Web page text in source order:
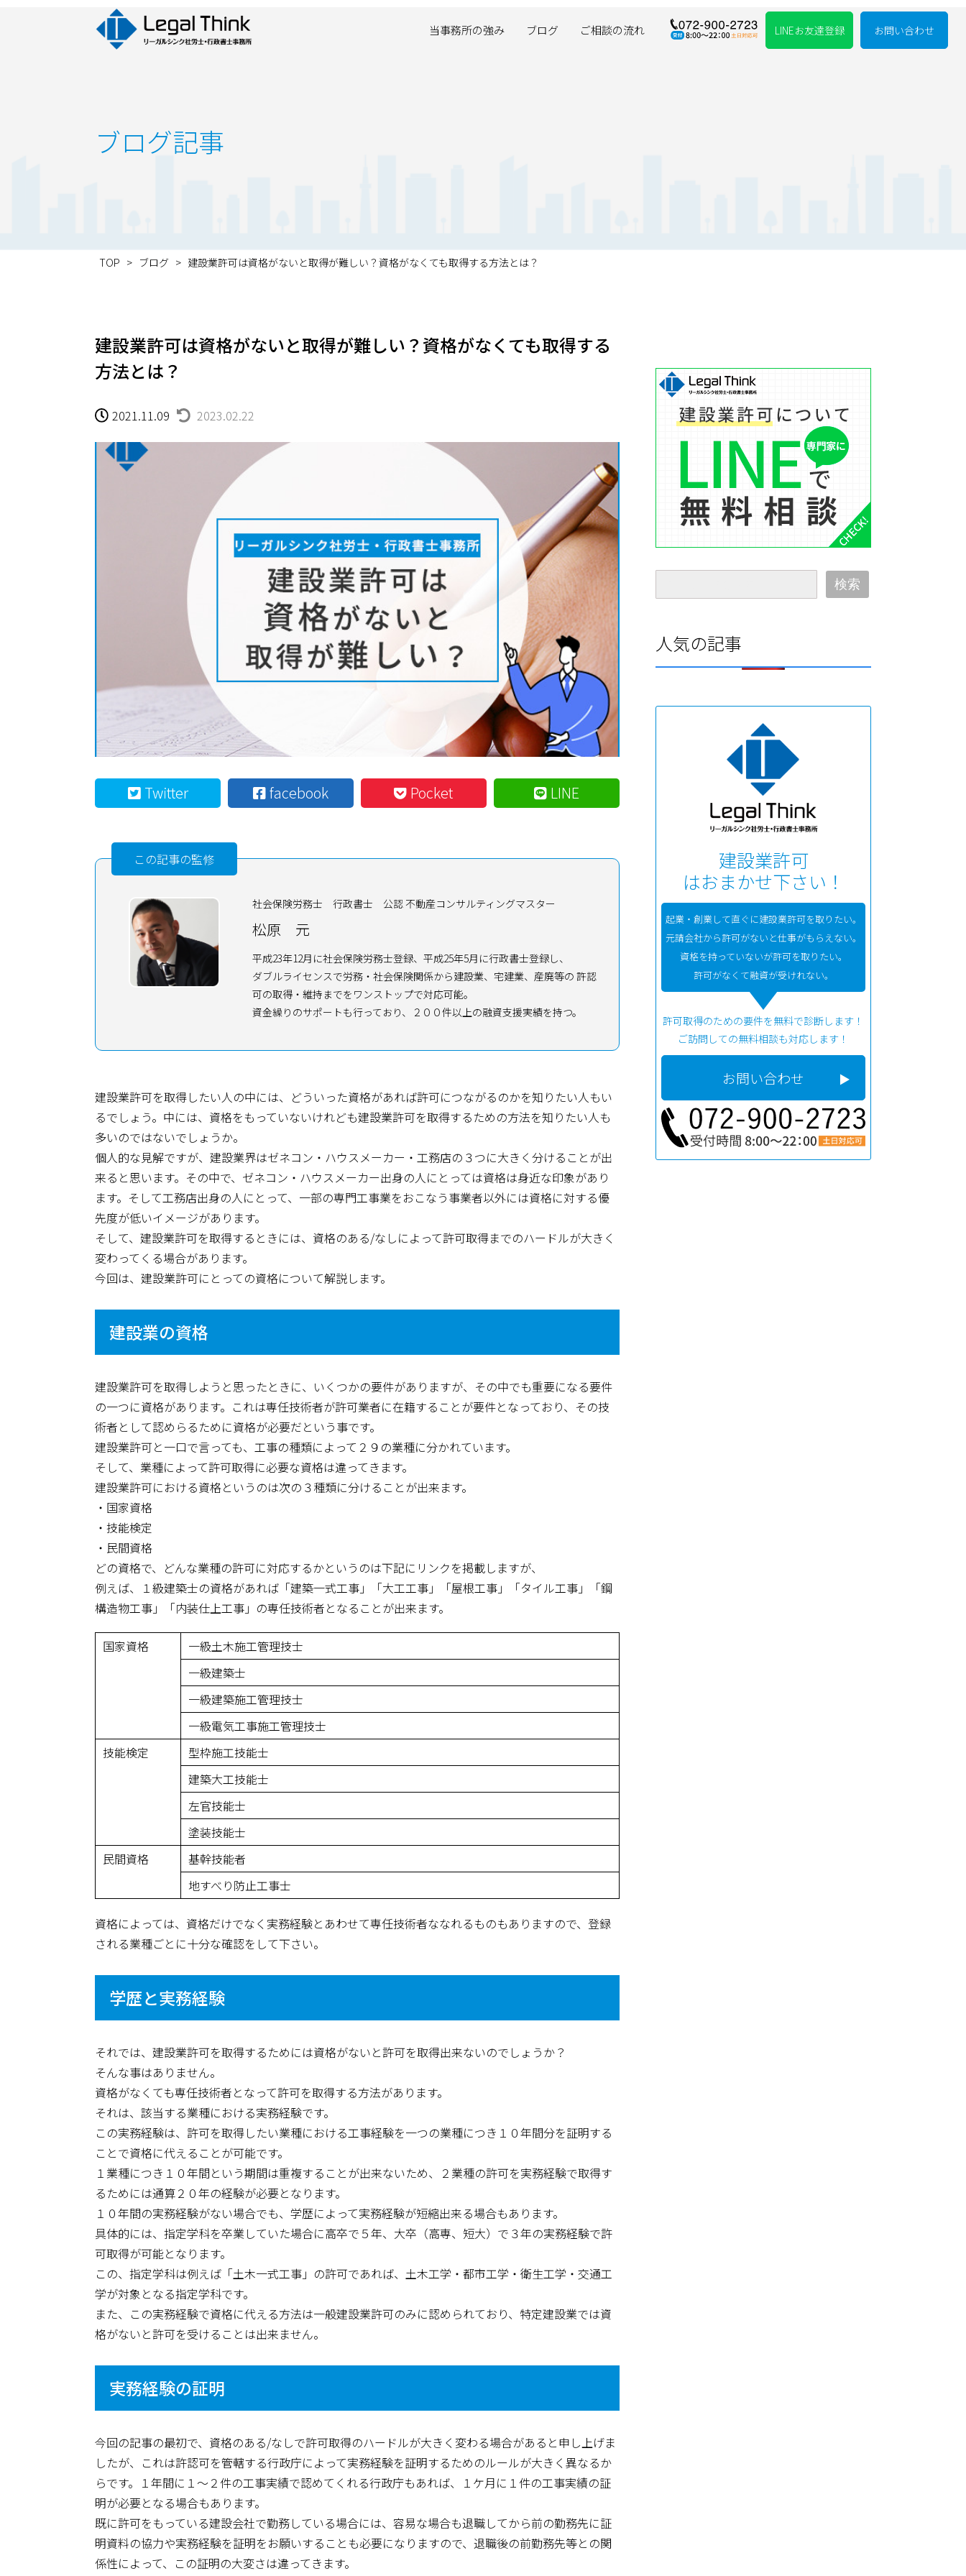
当事務所の強み ブログ ご相談の流れ LINEお友達登録 お問い合わせ
ブログ記事
TOP > ブログ > 建設業許可は資格がないと取得が難しい？資格がなくても取得する方法とは？
建設業許可は資格がないと取得が難しい？資格がなくても取得する
方法とは？
2021.11.09 2023.02.22
Twitter facebook Pocket LINE
この記事の監修
社会保険労務士 行政書士 公認 不動産コンサルティングマスター
松原 元
平成23年12月に社会保険労務士登録、平成25年5月に行政書士登録し、
ダブルライセンスで労務・社会保険関係から建設業、宅建業、産廃等の 許認
可の取得・維持までをワンストップで対応可能。
資金繰りのサポートも行っており、２００件以上の融資支援実績を持つ。
建設業許可を取得したい人の中には、どういった資格があれば許可につながるのかを知りたい人もい
るでしょう。中には、資格をもっていないけれども建設業許可を取得するための方法を知りたい人も
多いのではないでしょうか。
個人的な見解ですが、建設業界はゼネコン・ハウスメーカー・工務店の３つに大きく分けることが出
来ると思います。その中で、ゼネコン・ハウスメーカー出身の人にとっては資格は身近な印象があり
ます。そして工務店出身の人にとって、一部の専門工事業をおこなう事業者以外には資格に対する優
先度が低いイメージがあります。
そして、建設業許可を取得するときには、資格のある/なしによって許可取得までのハードルが大きく
変わってくる場合があります。
今回は、建設業許可にとっての資格について解説します。
建設業の資格
建設業許可を取得しようと思ったときに、いくつかの要件がありますが、その中でも重要になる要件
の一つに資格があります。これは専任技術者が許可業者に在籍することが要件となっており、その技
術者として認めらるために資格が必要だという事です。
建設業許可と一口で言っても、工事の種類によって２９の業種に分かれています。
そして、業種によって許可取得に必要な資格は違ってきます。
建設業許可における資格というのは次の３種類に分けることが出来ます。
・国家資格
・技能検定
・民間資格
どの資格で、どんな業種の許可に対応するかというのは下記にリンクを掲載しますが、
例えば、１級建築士の資格があれば「建築一式工事」「大工工事」「屋根工事」「タイル工事」「鋼
構造物工事」「内装仕上工事」の専任技術者となることが出来ます。
国家資格
一級土木施工管理技士
一級建築士
一級建築施工管理技士
一級電気工事施工管理技士
技能検定
型枠施工技能士
建築大工技能士
左官技能士
塗装技能士
民間資格
基幹技能者
地すべり防止工事士
資格によっては、資格だけでなく実務経験とあわせて専任技術者ななれるものもありますので、登録
される業種ごとに十分な確認をして下さい。
学歴と実務経験
それでは、建設業許可を取得するためには資格がないと許可を取得出来ないのでしょうか？
そんな事はありません。
資格がなくても専任技術者となって許可を取得する方法があります。
それは、該当する業種における実務経験です。
この実務経験は、許可を取得したい業種における工事経験を一つの業種につき１０年間分を証明する
ことで資格に代えることが可能です。
１業種につき１０年間という期間は重複することが出来ないため、２業種の許可を実務経験で取得す
るためには通算２０年の経験が必要となります。
１０年間の実務経験がない場合でも、学歴によって実務経験が短縮出来る場合もあります。
具体的には、指定学科を卒業していた場合に高卒で５年、大卒（高専、短大）で３年の実務経験で許
可取得が可能となります。
この、指定学科は例えば「土木一式工事」の許可であれば、土木工学・都市工学・衛生工学・交通工
学が対象となる指定学科です。
また、この実務経験で資格に代える方法は一般建設業許可のみに認められており、特定建設業では資
格がないと許可を受けることは出来ません。
実務経験の証明
今回の記事の最初で、資格のある/なしで許可取得のハードルが大きく変わる場合があると申し上げま
したが、これは許認可を管轄する行政庁によって実務経験を証明するためのルールが大きく異なるか
らです。１年間に１～２件の工事実績で認めてくれる行政庁もあれば、１ケ月に１件の工事実績の証
明が必要となる場合もあります。
既に許可をもっている建設会社で勤務している場合には、容易な場合も退職してから前の勤務先に証
明資料の協力や実務経験を証明をお願いすることも必要になりますので、退職後の前勤務先等との関
係性によって、この証明の大変さは違ってきます。
検索
人気の記事
建設業許可
はおまかせ下さい！
起業・創業して直ぐに建設業許可を取りたい。
元請会社から許可がないと仕事がもらえない。
資格を持っていないが許可を取りたい。
許可がなくて融資が受けれない。
許可取得のための要件を無料で診断します！
ご訪問しての無料相談も対応します！
お問い合わせ